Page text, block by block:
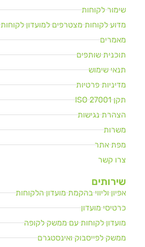
שימור לקוחות
מדוע לקוחות מצטרפים למועדון לקוחות
מאמרים
תוכנית שותפים
תנאי שימוש
מדיניות פרטיות
תקן ISO 27001
הצהרת נגישות
משרות
מפת אתר
צרו קשר
שירותים
אפיון וליווי בהקמת מועדון הלקוחות
כרטיסי מועדון
מועדון לקוחות עם ממשק לקופה
ממשק לפייסבוק ואינסטגרם